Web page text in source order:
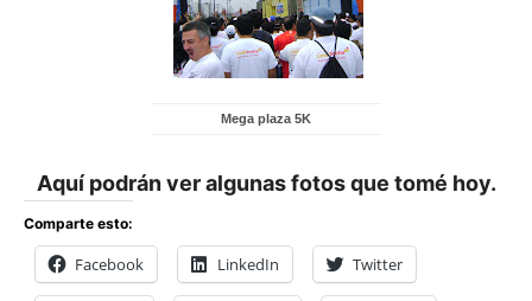
Mega plaza 5K
Aquí podrán ver algunas fotos que tomé hoy.
Comparte esto:
Facebook LinkedIn Twitter